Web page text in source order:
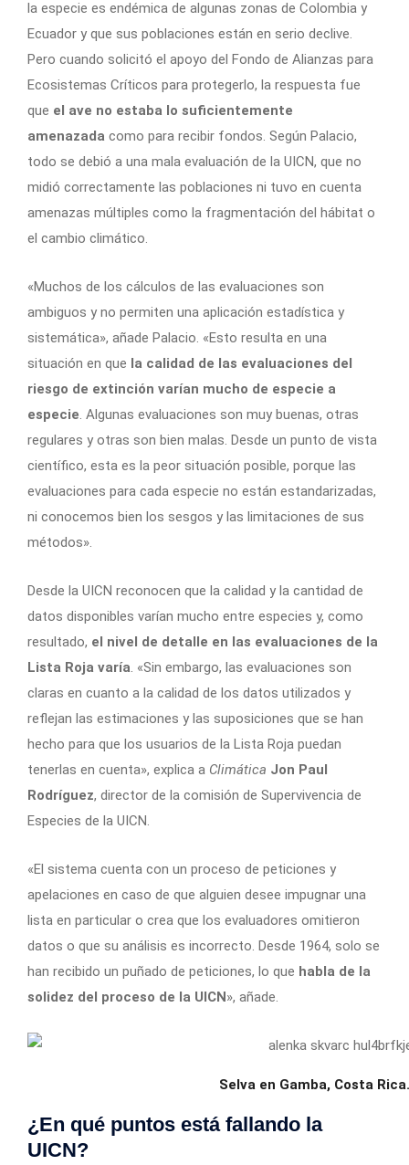
la especie es endémica de algunas zonas de Colombia y
Ecuador y que sus poblaciones están en serio declive.
Pero cuando solicitó el apoyo del Fondo de Alianzas para
Ecosistemas Críticos para protegerlo, la respuesta fue
que el ave no estaba lo suficientemente
amenazada como para recibir fondos. Según Palacio,
todo se debió a una mala evaluación de la UICN, que no
midió correctamente las poblaciones ni tuvo en cuenta
amenazas múltiples como la fragmentación del hábitat o
el cambio climático.
«Muchos de los cálculos de las evaluaciones son
ambiguos y no permiten una aplicación estadística y
sistemática», añade Palacio. «Esto resulta en una
situación en que la calidad de las evaluaciones del
riesgo de extinción varían mucho de especie a
especie. Algunas evaluaciones son muy buenas, otras
regulares y otras son bien malas. Desde un punto de vista
científico, esta es la peor situación posible, porque las
evaluaciones para cada especie no están estandarizadas,
ni conocemos bien los sesgos y las limitaciones de sus
métodos».
Desde la UICN reconocen que la calidad y la cantidad de
datos disponibles varían mucho entre especies y, como
resultado, el nivel de detalle en las evaluaciones de la
Lista Roja varía. «Sin embargo, las evaluaciones son
claras en cuanto a la calidad de los datos utilizados y
reflejan las estimaciones y las suposiciones que se han
hecho para que los usuarios de la Lista Roja puedan
tenerlas en cuenta», explica a Climática Jon Paul
Rodríguez, director de la comisión de Supervivencia de
Especies de la UICN.
«El sistema cuenta con un proceso de peticiones y
apelaciones en caso de que alguien desee impugnar una
lista en particular o crea que los evaluadores omitieron
datos o que su análisis es incorrecto. Desde 1964, solo se
han recibido un puñado de peticiones, lo que habla de la
solidez del proceso de la UICN», añade.
Selva en Gamba, Costa
¿En qué puntos está fallando la
UICN?